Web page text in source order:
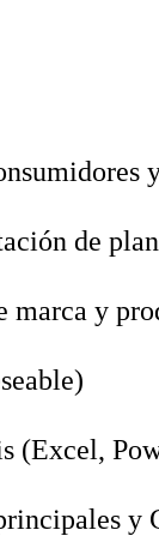
de
marca y
(Excel,
y